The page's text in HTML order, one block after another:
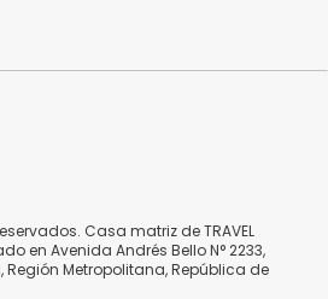
Casa matriz de TRAVEL
en Avenida Andrés Bello N° 2233,
Región Metropolitana, República de